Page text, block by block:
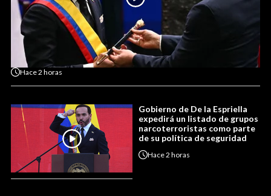
Hace2 horas
Gobierno de De la Espriella
expedirá un listado de grupos
narcoterroristas como parte
de su política de seguridad
Hace2 horas